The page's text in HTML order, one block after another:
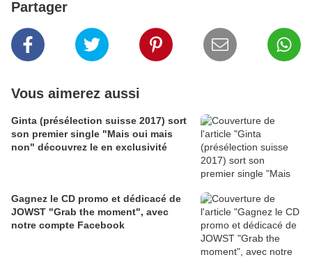
Partager
Vous aimerez aussi
Ginta (présélection suisse 2017) sort
son premier single "Mais oui mais
non" découvrez le en exclusivité
Gagnez le CD promo et dédicacé de
JOWST "Grab the moment", avec
notre compte Facebook